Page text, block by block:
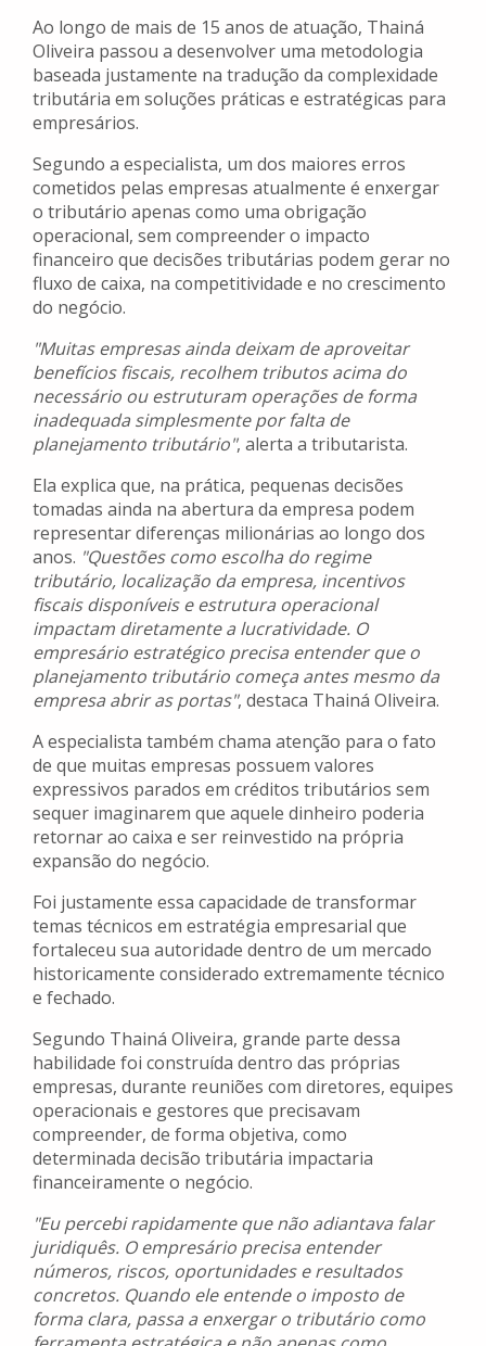
Ao longo de mais de 15 anos de atuação, Thainá
Oliveira passou a desenvolver uma metodologia
baseada justamente na tradução da complexidade
tributária em soluções práticas e estratégicas para
empresários.
Segundo a especialista, um dos maiores erros
cometidos pelas empresas atualmente é enxergar
o tributário apenas como uma obrigação
operacional, sem compreender o impacto
financeiro que decisões tributárias podem gerar no
fluxo de caixa, na competitividade e no crescimento
do negócio.
"Muitas empresas ainda deixam de aproveitar
benefícios fiscais, recolhem tributos acima do
necessário ou estruturam operações de forma
inadequada simplesmente por falta de
planejamento tributário", alerta a tributarista.
Ela explica que, na prática, pequenas decisões
tomadas ainda na abertura da empresa podem
representar diferenças milionárias ao longo dos
anos. "Questões como escolha do regime
tributário, localização da empresa, incentivos
fiscais disponíveis e estrutura operacional
impactam diretamente a lucratividade. O
empresário estratégico precisa entender que o
planejamento tributário começa antes mesmo da
empresa abrir as portas", destaca Thainá Oliveira.
A especialista também chama atenção para o fato
de que muitas empresas possuem valores
expressivos parados em créditos tributários sem
sequer imaginarem que aquele dinheiro poderia
retornar ao caixa e ser reinvestido na própria
expansão do negócio.
Foi justamente essa capacidade de transformar
temas técnicos em estratégia empresarial que
fortaleceu sua autoridade dentro de um mercado
historicamente considerado extremamente técnico
e fechado.
Segundo Thainá Oliveira, grande parte dessa
habilidade foi construída dentro das próprias
empresas, durante reuniões com diretores, equipes
operacionais e gestores que precisavam
compreender, de forma objetiva, como
determinada decisão tributária impactaria
financeiramente o negócio.
"Eu percebi rapidamente que não adiantava falar
juridiquês. O empresário precisa entender
números, riscos, oportunidades e resultados
concretos. Quando ele entende o imposto de
forma clara, passa a enxergar o tributário como